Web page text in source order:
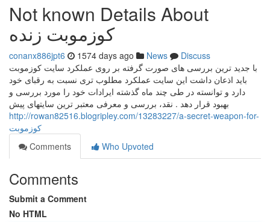
Not known Details About
کوزموبت زنده
conanx886jpt6 1574 days ago News
Discuss
با جدید ترین بررسی های صورت گرفته بر روی عملکرد سایت کوزموبت
باید اذعان داشت این سایت عملکرد مطلوب تری نسبت به رقبای خود
دارد و توانسته در طی چند ماه گذشته ایرادات خود را مورد بررسی و
بهبود قرار دهد . نقد، بررسی و معرفی معتبر ترین سایتهای پیش
http://rowan82516.blogripley.com/13283227/a-secret-weapon-for-
کوزموبت
Comments
Who Upvoted
Comments
Submit a Comment
No HTML